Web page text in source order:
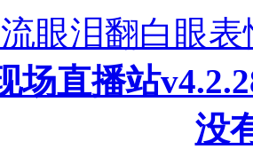
眼泪翻白眼
场直播站
没